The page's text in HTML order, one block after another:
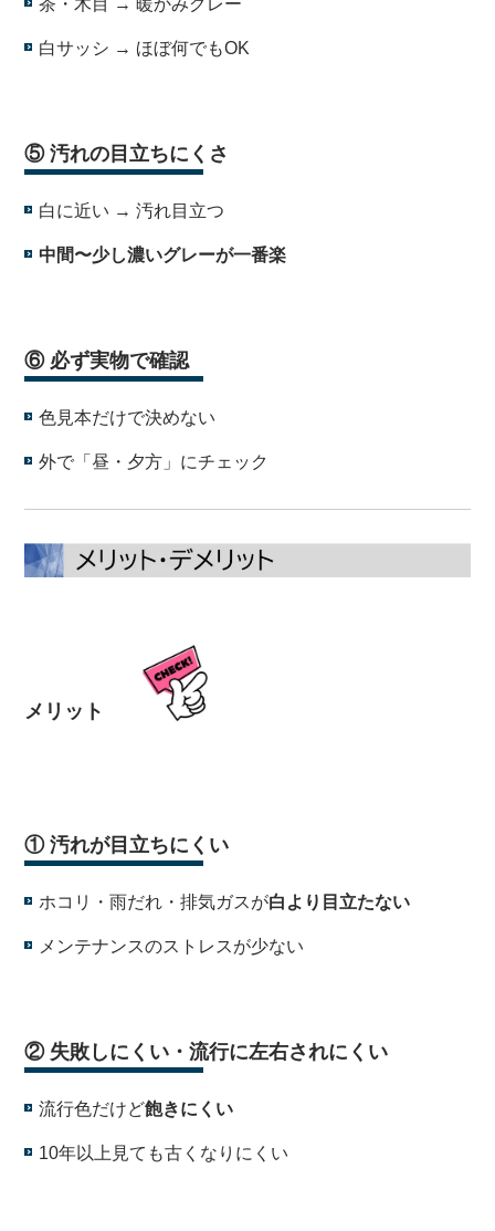
茶・木目 → 暖かみグレー
白サッシ → ほぼ何でもOK
⑤ 汚れの目立ちにくさ
白に近い → 汚れ目立つ
中間〜少し濃いグレーが一番楽
⑥ 必ず実物で確認
色見本だけで決めない
外で「昼・夕方」にチェック
メリット
① 汚れが目立ちにくい
ホコリ・雨だれ・排気ガスが白より目立たない
メンテナンスのストレスが少ない
② 失敗しにくい・流行に左右されにくい
流行色だけど飽きにくい
10年以上見ても古くなりにくい